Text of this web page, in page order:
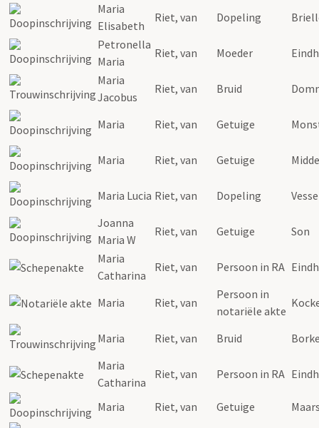
Maria
Elisabeth
Riet, van Dopeling
Petronella
Maria
Riet, van Moeder
Maria
Jacobus
Riet, van Bruid
Maria Riet, van Getuige
Maria Riet, van Getuige
Maria Lucia Riet, van Dopeling
Joanna
Maria W
Riet, van Getuige
Son
Maria
Catharina
Riet, van Persoon in RA
Maria Riet, van
Persoon in
notariële akte
Maria Riet, van Bruid
Maria
Catharina
Riet, van Persoon in RA
Maria Riet, van Getuige